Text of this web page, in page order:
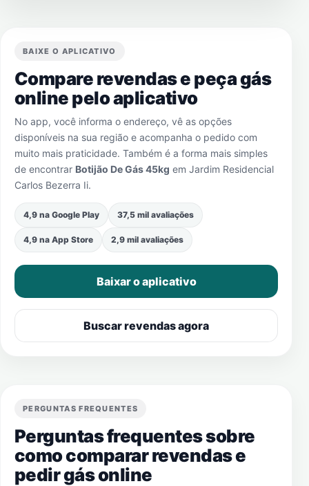
BAIXE O APLICATIVO
Compare revendas e peça gás
online pelo aplicativo
No app, você informa o endereço, vê as opções
disponíveis na sua região e acompanha o pedido com
muito mais praticidade. Também é a forma mais simples
de encontrar Botijão De Gás 45kg em Jardim Residencial
Carlos Bezerra Ii.
4,9 na Google Play 37,5 mil avaliações
4,9 na App Store 2,9 mil avaliações
Baixar o aplicativo
Buscar revendas agora
PERGUNTAS FREQUENTES
Perguntas frequentes sobre
como comparar revendas e
pedir gás online